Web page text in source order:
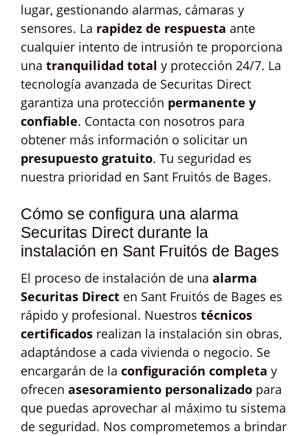
lugar, gestionando alarmas, cámaras y
sensores. La rapidez de respuesta ante
cualquier intento de intrusión te proporciona
una tranquilidad total y protección 24/7. La
tecnología avanzada de Securitas Direct
garantiza una protección permanente y
confiable. Contacta con nosotros para
obtener más información o solicitar un
presupuesto gratuito. Tu seguridad es
nuestra prioridad en Sant Fruitós de Bages.
Cómo se configura una alarma
Securitas Direct durante la
instalación en Sant Fruitós de Bages
El proceso de instalación de una alarma
Securitas Direct en Sant Fruitós de Bages es
rápido y profesional. Nuestros técnicos
certificados realizan la instalación sin obras,
adaptándose a cada vivienda o negocio. Se
encargarán de la configuración completa y
ofrecen asesoramiento personalizado para
que puedas aprovechar al máximo tu sistema
de seguridad. Nos comprometemos a brindar